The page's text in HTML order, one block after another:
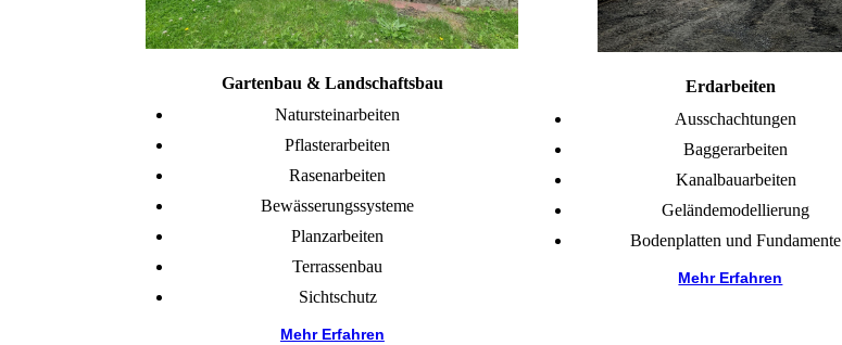
Gartenbau & Landschaftsbau
Natursteinarbeiten
Pflasterarbeiten
Rasenarbeiten
Bewässerungssysteme
Planzarbeiten
Terrassenbau
Sichtschutz
Mehr Erfahren
Erdarbeiten
Ausschachtungen
Baggerarbeiten
Kanalbauarbeiten
Geländemodellierung
Bodenplatten und Fundamente
Mehr Erfahren